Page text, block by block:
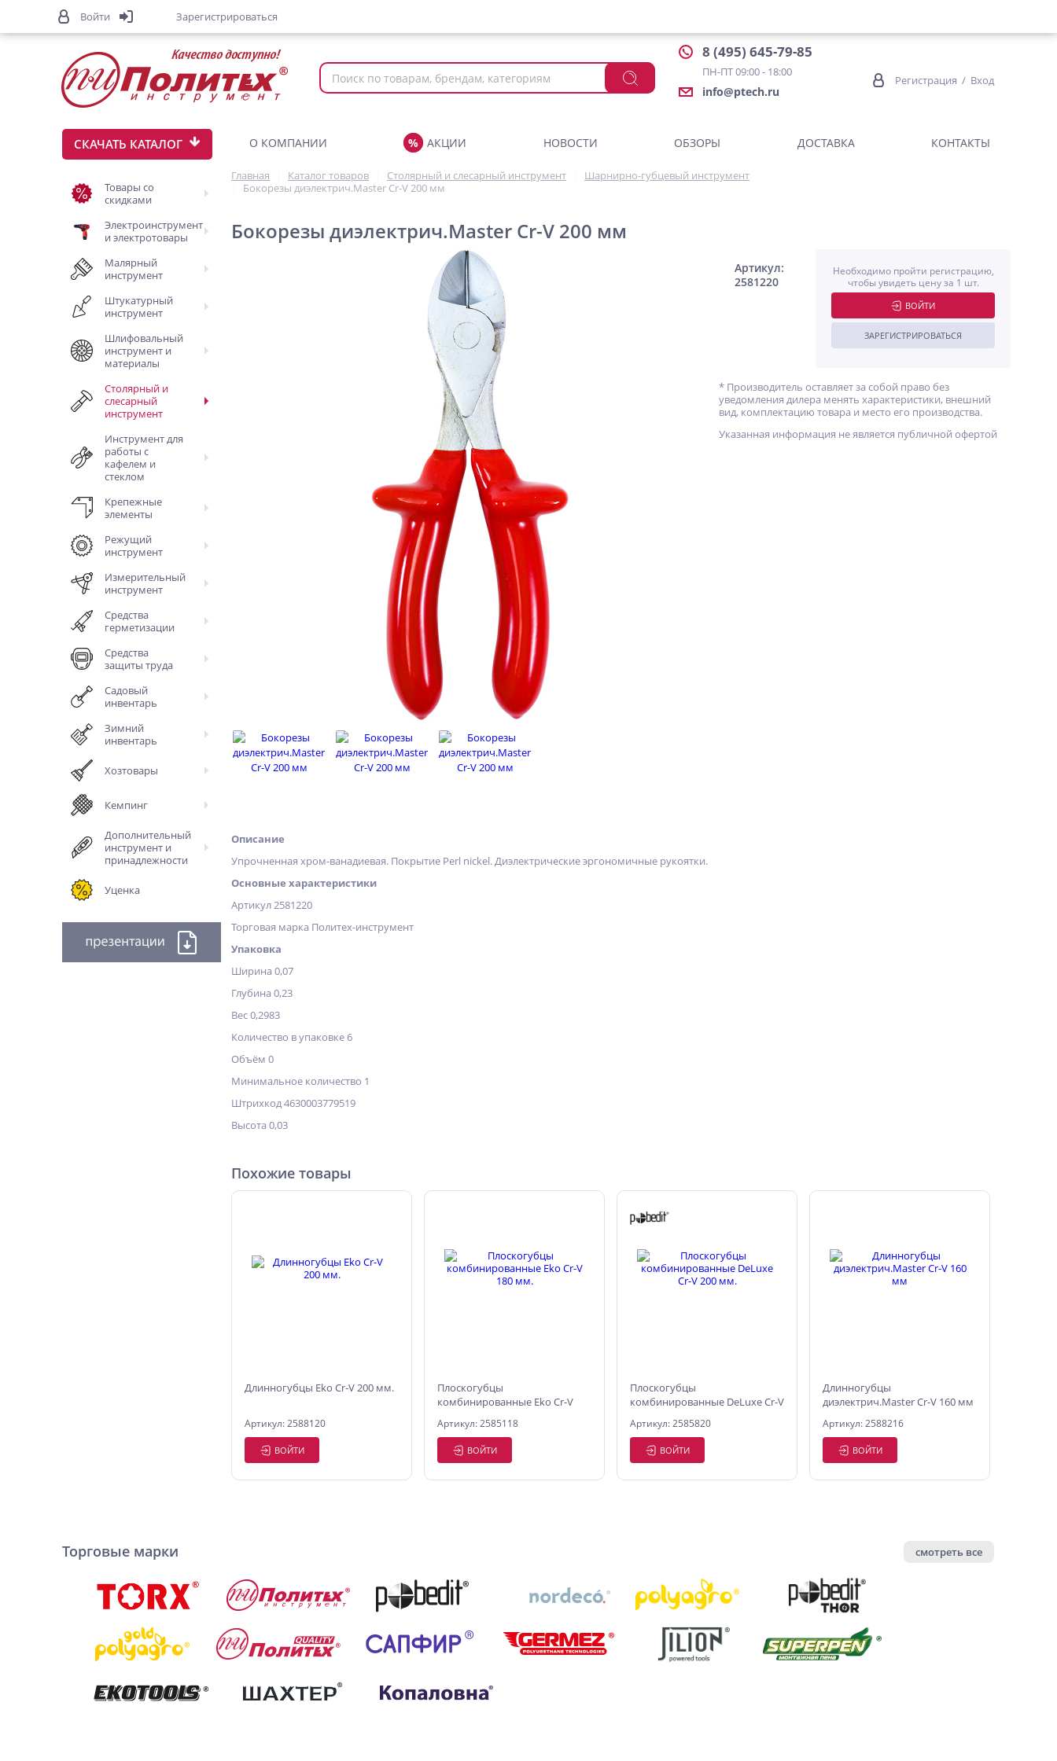
8 (495) 645-79-85
ПН-ПТ 09:00 - 18:00
info@ptech.ru
Регистрация / Вход
СКАЧАТЬ КАТАЛОГ
Товары со
скидками
Электроинструмент
и электротовары
Малярный
инструмент
Штукатурный
инструмент
Шлифовальный
инструмент и
материалы
Столярный и
слесарный
инструмент
Инструмент для
работы с
кафелем и
стеклом
Крепежные
элементы
Режущий
инструмент
Измерительный
инструмент
Средства
герметизации
Средства
защиты труда
Садовый
инвентарь
Зимний
инвентарь
Хозтовары
Кемпинг
Дополнительный
инструмент и
принадлежности
Уценка
О КОМПАНИИ АКЦИИ НОВОСТИ ОБЗОРЫ ДОСТАВКА КОНТАКТЫ
Главная Каталог товаров Столярный и слесарный инструмент
Шарнирно-губцевый инструмент
Бокорезы диэлектрич.Master Cr-V 200 мм
Бокорезы диэлектрич.Master Cr-V 200 мм
Артикул:
2581220
Необходимо пройти регистрацию,
чтобы увидеть цену за 1 шт.
ВОЙТИ
ЗАРЕГИСТРИРОВАТЬСЯ
* Производитель оставляет за собой право без
уведомления дилера менять характеристики, внешний
вид, комплектацию товара и место его производства.
Указанная информация не является публичной офертой
Описание
Упрочненная хром-ванадиевая. Покрытие Perl nickel. Диэлектрические эргономичные рукоятки.
Основные характеристики
Артикул 2581220
Торговая марка Политех-инструмент
Упаковка
Ширина 0,07
Глубина 0,23
Вес 0,2983
Количество в упаковке 6
Объём 0
Минимальное количество 1
Штрихкод 4630003779519
Высота 0,03
Похожие товары
Длинногубцы Eko Cr-V 200 мм.
Артикул: 2588120
ВОЙТИ
Плоскогубцы
комбинированные Eko Cr-V
Артикул: 2585118
ВОЙТИ
Плоскогубцы
комбинированные DeLuxe Cr-V
Артикул: 2585820
ВОЙТИ
Длинногубцы
диэлектрич.Master Cr-V 160 мм
Артикул: 2588216
ВОЙТИ
Торговые марки смотреть все
Войти Зарегистрироваться